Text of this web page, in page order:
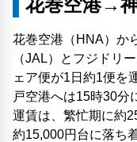
花巻空港→
花巻空港（HNA）か
（JAL）とフジドリ
ェア便が1日約1便を
戸空港へは15時30分
運賃は、繁忙期に約
約15,000円台に落ち